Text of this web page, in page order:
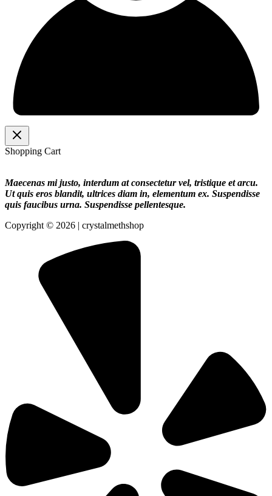
Shopping Cart
Maecenas mi justo, interdum at consectetur vel, tristique et arcu.
Ut quis eros blandit, ultrices diam in, elementum ex. Suspendisse
quis faucibus urna. Suspendisse pellentesque.
Copyright © 2026 | crystalmethshop